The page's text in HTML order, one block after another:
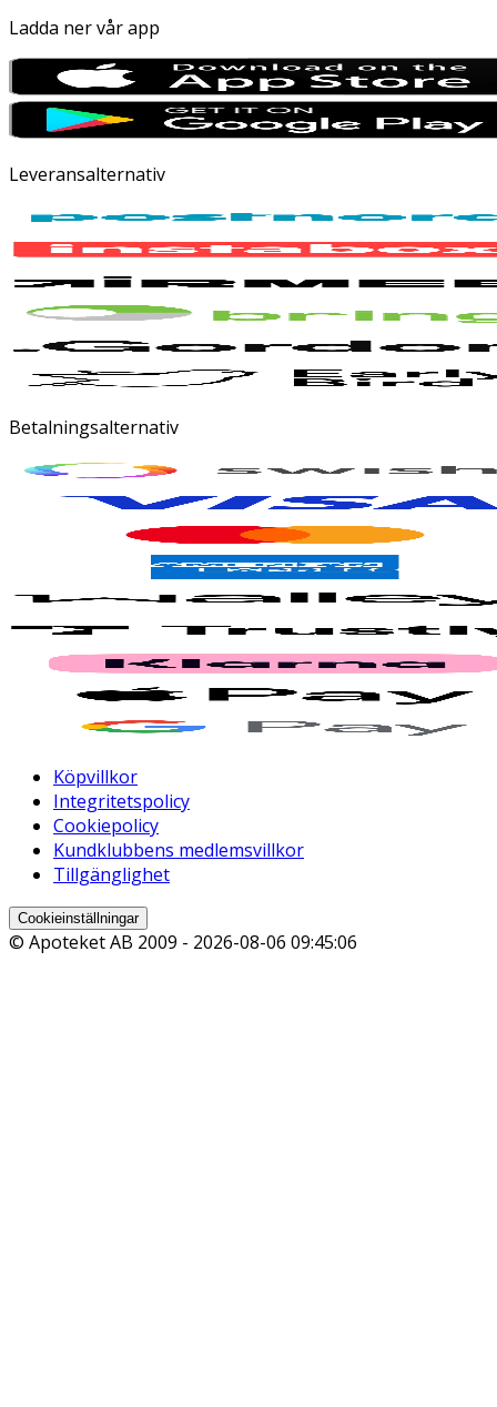
Ladda ner vår app
Leveransalternativ
Betalningsalternativ
Köpvillkor
Integritetspolicy
Cookiepolicy
Kundklubbens medlemsvillkor
Tillgänglighet
Cookieinställningar
© Apoteket AB 2009 - 2026-08-06 09:45:06